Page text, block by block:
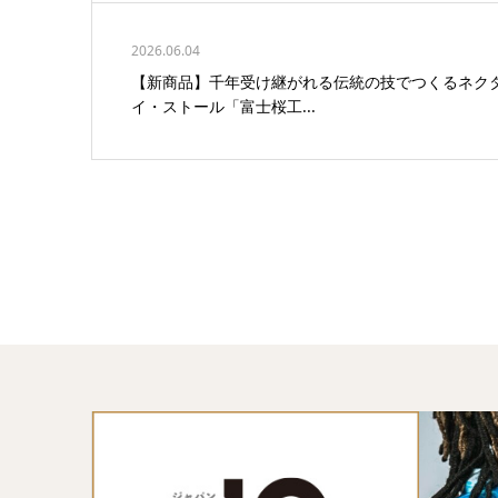
2026.06.04
【新商品】千年受け継がれる伝統の技でつくるネク
イ・ストール「富士桜工...